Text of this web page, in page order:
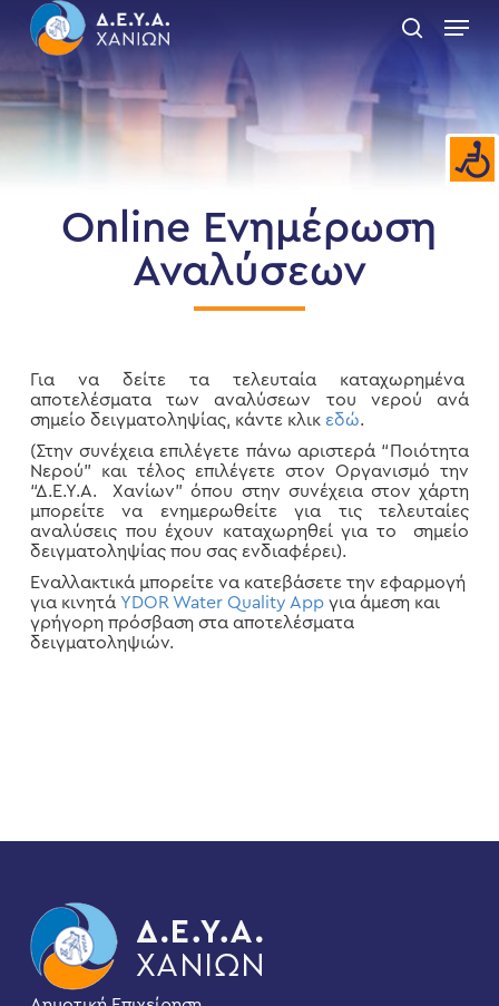
main
content
search
Menu
Online Ενημέρωση
Αναλύσεων
Για να δείτε τα τελευταία καταχωρημένα
αποτελέσματα των αναλύσεων του νερού ανά
σημείο δειγματοληψίας, κάντε κλικ εδώ.
(Στην συνέχεια επιλέγετε πάνω αριστερά “Ποιότητα
Νερού” και τέλος επιλέγετε στον Οργανισμό την
“Δ.Ε.Υ.Α. Χανίων” όπου στην συνέχεια στον χάρτη
μπορείτε να ενημερωθείτε για τις τελευταίες
αναλύσεις που έχουν καταχωρηθεί για το σημείο
δειγματοληψίας που σας ενδιαφέρει).
Εναλλακτικά μπορείτε να κατεβάσετε την εφαρμογή
για κινητά YDOR Water Quality Appγια άμεση και
γρήγορη πρόσβαση στα αποτελέσματα
δειγματοληψιών.
Menu